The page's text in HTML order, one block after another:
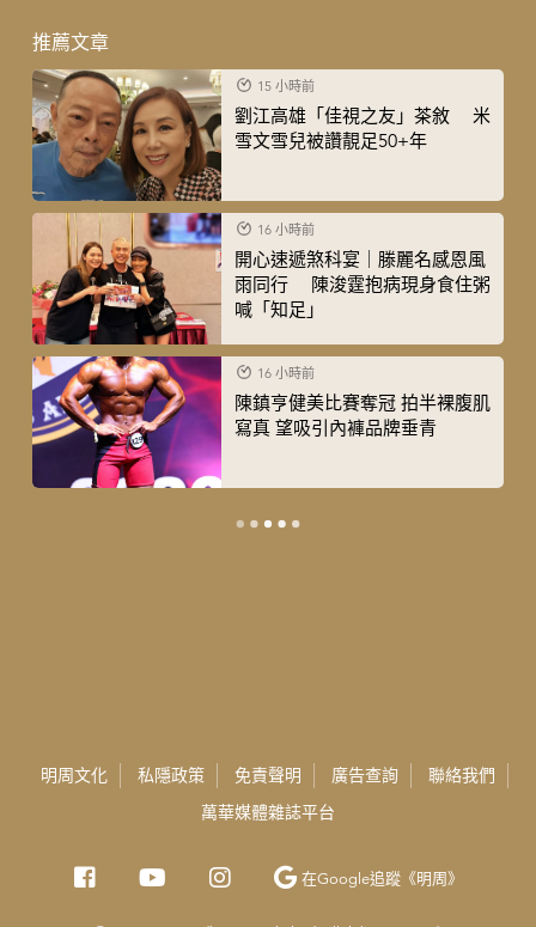
推薦文章
15 小時前
劉江高雄「佳視之友」茶敘 米
雪文雪兒被讚靚足50+年
16 小時前
開心速遞煞科宴｜滕麗名感恩風
雨同行 陳浚霆抱病現身食住粥
喊「知足」
16 小時前
陳鎮亨健美比賽奪冠 拍半裸腹肌
寫真 望吸引內褲品牌垂青
明周文化 私隱政策 免責聲明 廣告查詢
聯絡我們
萬華媒體雜誌平台
在Google追蹤《明周》